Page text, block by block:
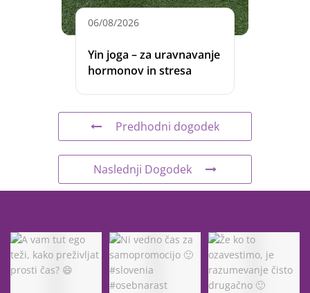
06/08/2026
Yin joga – za uravnavanje
hormonov in stresa
Predhodni dogodek
Naslednji Dogodek